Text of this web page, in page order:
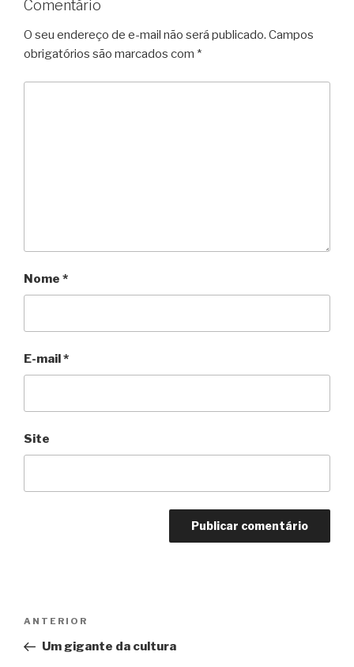
Comentário
O seu endereço de e-mail não será publicado. Campos
obrigatórios são marcados com *
Nome *
E-mail*
Site
Post
Anterior
ANTERIOR
Um gigante da cultura